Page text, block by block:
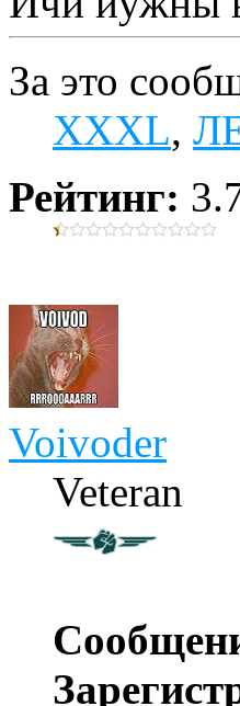
За это
XXXL,
Рейтинг:
Voivoder
Veteran